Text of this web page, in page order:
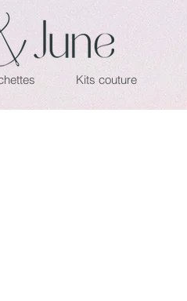
Kits couture